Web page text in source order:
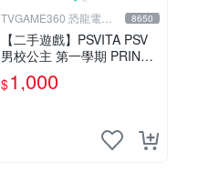
TVGAME360 恐龍電玩- 8650
【二手遊戲】PSVITA PSV
男校公主 第一學期 PRINCE
SS DAYS 日文版【台中恐龍
電玩】
$1,000